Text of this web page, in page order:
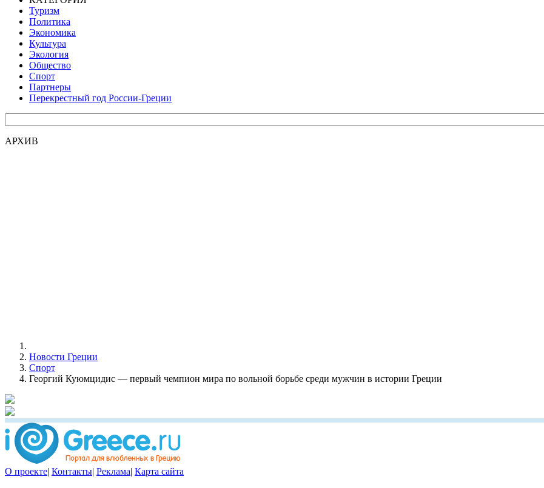
Туризм
Политика
Экономика
Культура
Экология
Общество
Спорт
Партнеры
Перекрестный год России-Греции
АРХИВ
Новости Греции
Спорт
Георгий Куюмцидис — первый чемпион мира по вольной борьбе среди мужчин в истории Греции
О проекте| Контакты| Реклама| Карта сайта